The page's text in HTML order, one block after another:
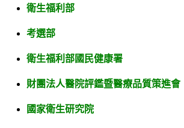
衛生福利部
考選部
衛生福利部國民健康署
財團法人醫院評鑑暨醫療品質策進會
國家衛生研究院